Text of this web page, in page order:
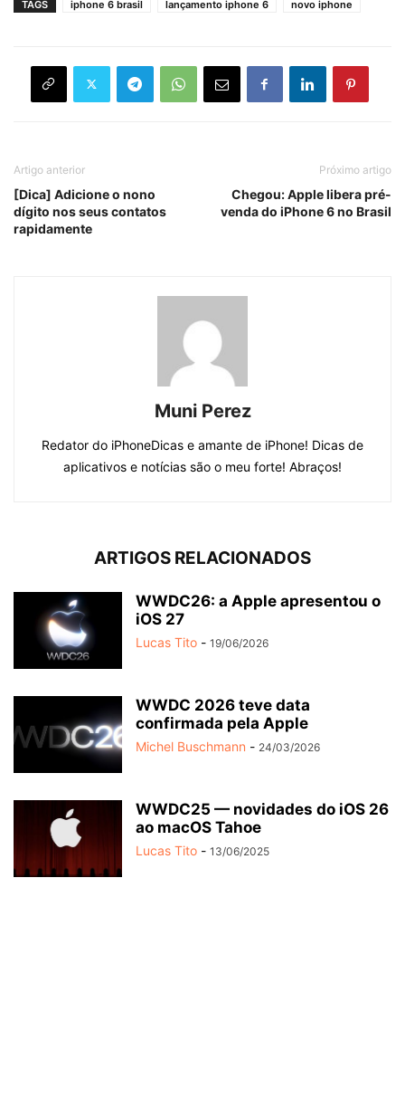
TAGS iphone 6 brasil lançamento iphone 6 novo iphone
Artigo anterior
[Dica] Adicione o nono
dígito nos seus contatos
rapidamente
Próximo artigo
Chegou: Apple libera pré-
venda do iPhone 6 no Brasil
Muni Perez
Redator do iPhoneDicas e amante de iPhone! Dicas de
aplicativos e notícias são o meu forte! Abraços!
ARTIGOS RELACIONADOS
WWDC26: a Apple apresentou o
iOS 27
Lucas Tito - 19/06/2026
WWDC 2026 teve data
confirmada pela Apple
Michel Buschmann - 24/03/2026
WWDC25 — novidades do iOS 26
ao macOS Tahoe
Lucas Tito - 13/06/2025